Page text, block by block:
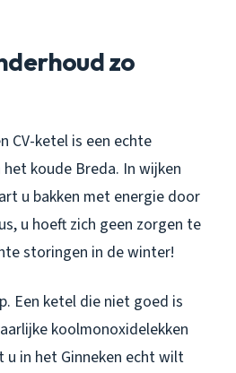
zo
CV-ketel is een echte
koude Breda. In wijken
u bakken met energie door
u hoeft zich geen zorgen te
storingen in de winter!
Een ketel die niet goed is
koolmonoxidelekken
in het Ginneken echt wilt